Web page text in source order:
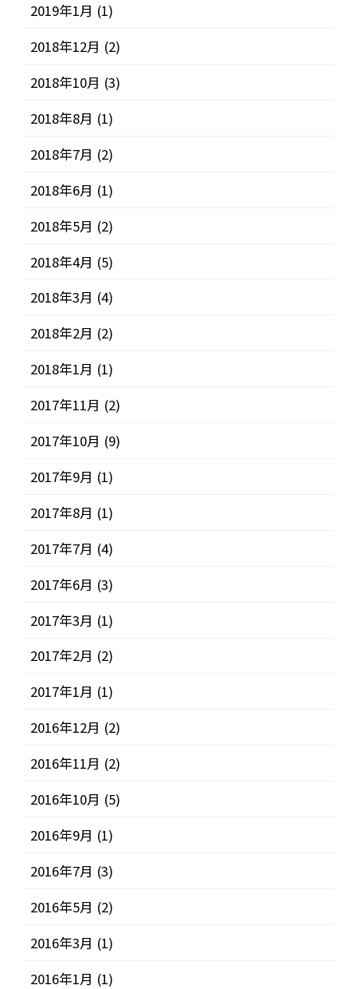
2019年1月 (1)
2018年12月 (2)
2018年10月 (3)
2018年8月 (1)
2018年7月 (2)
2018年6月 (1)
2018年5月 (2)
2018年4月 (5)
2018年3月 (4)
2018年2月 (2)
2018年1月 (1)
2017年11月 (2)
2017年10月 (9)
2017年9月 (1)
2017年8月 (1)
2017年7月 (4)
2017年6月 (3)
2017年3月 (1)
2017年2月 (2)
2017年1月 (1)
2016年12月 (2)
2016年11月 (2)
2016年10月 (5)
2016年9月 (1)
2016年7月 (3)
2016年5月 (2)
2016年3月 (1)
2016年1月 (1)